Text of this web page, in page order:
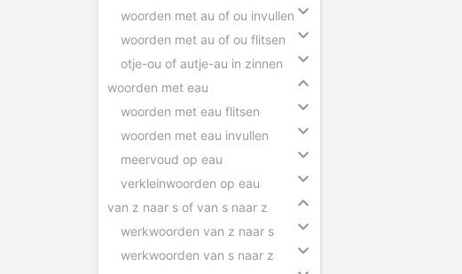
woorden met au of ou invullen
woorden met au of ou flitsen
otje-ou of autje-au in zinnen
woorden met eau
woorden met eau flitsen
woorden met eau invullen
meervoud op eau
verkleinwoorden op eau
van z naar s of van s naar z
werkwoorden van z naar s
werkwoorden van s naar z